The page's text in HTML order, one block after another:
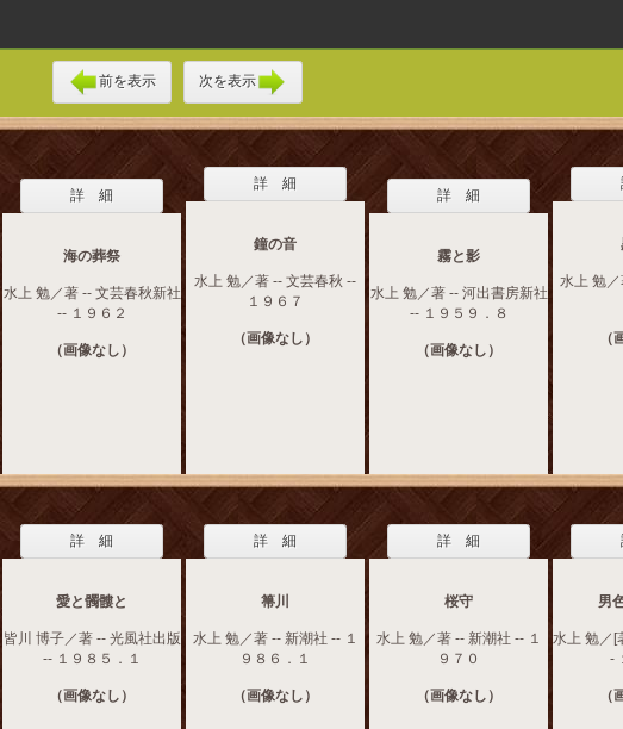
前を表示 次を表示
詳 細
海の葬祭
水上 勉／著 -- 文芸春秋新社
-- １９６２
（画像なし）
詳 細
鐘の音
水上 勉／著 -- 文芸春秋 --
１９６７
（画像なし）
詳 細
霧と影
水上 勉／著 -- 河出書房新社
-- １９５９．８
（画像なし）
水上 勉／
（
詳 細
愛と髑髏と
皆川 博子／著 -- 光風社出版
-- １９８５．１
（画像なし）
詳 細
箒川
水上 勉／著 -- 新潮社 -- １
９８６．１
（画像なし）
詳 細
桜守
水上 勉／著 -- 新潮社 -- １
９７０
（画像なし）
男
水上 勉／[
-
（